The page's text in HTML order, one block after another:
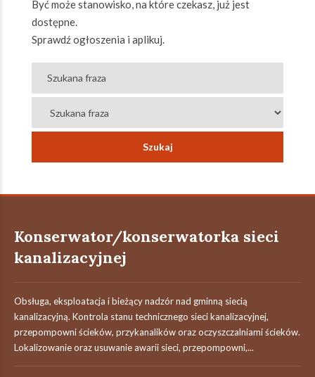
Być może stanowisko, na które czekasz, już jest
dostępne.
Sprawdź ogłoszenia i aplikuj.
Konserwator/konserwatorka sieci
kanalizacyjnej
Obsługa, eksploatacja i bieżący nadzór nad gminną siecią
kanalizacyjną. Kontrola stanu technicznego sieci kanalizacyjnej,
przepompowni ścieków, przykanalików oraz oczyszczalniami ścieków.
Lokalizowanie oraz usuwanie awarii sieci, przepompowni,...